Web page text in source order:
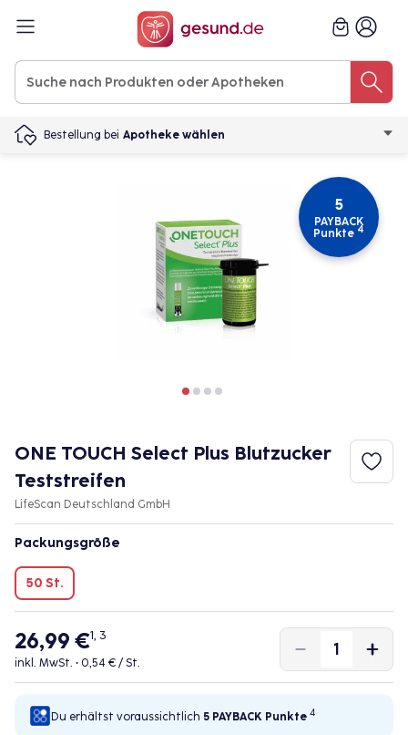
Bestellung bei Apotheke wählen
5
PAYBACK
Punkte 4
ONE TOUCH Select Plus Blutzucker
Teststreifen
LifeScan Deutschland GmbH
Packungsgröße
50 St.
26,99 €1, 3
inkl. MwSt. • 0,54 € / St.
Du erhältst voraussichtlich 5 PAYBACK Punkte 4